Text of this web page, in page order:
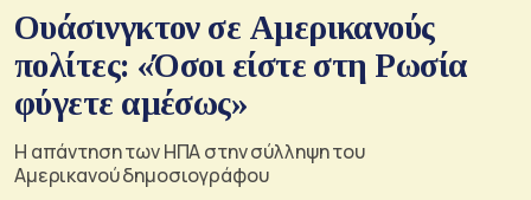
Ουάσινγκτον σε Αμερικανούς
πολίτες: «Όσοι είστε στη Ρωσία
φύγετε αμέσως»
Η απάντηση των ΗΠΑ στην σύλληψη του
Αμερικανού δημοσιογράφου